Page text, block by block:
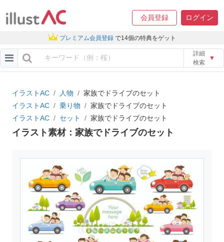
会員登録 ログイン
プレミアム会員登録 で14個の特典をゲット
詳細
検索
▼
イラストAC 人物
家族でドライブのセット
イラストAC
乗り物
家族でドライブのセット
イラストAC
セット 家族でドライブのセット
イラスト素材：家族でドライブのセット